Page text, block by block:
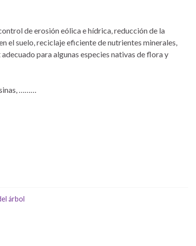
de erosión eólica e hídrica, reducción de la
el suelo, reciclaje eficiente de nutrientes minerales,
para algunas especies nativas de flora y
………
árbol